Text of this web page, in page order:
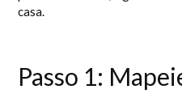
casa.
Passo 1: